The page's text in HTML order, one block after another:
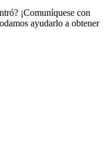
¡Comuníquese con
ayudarlo a obtener